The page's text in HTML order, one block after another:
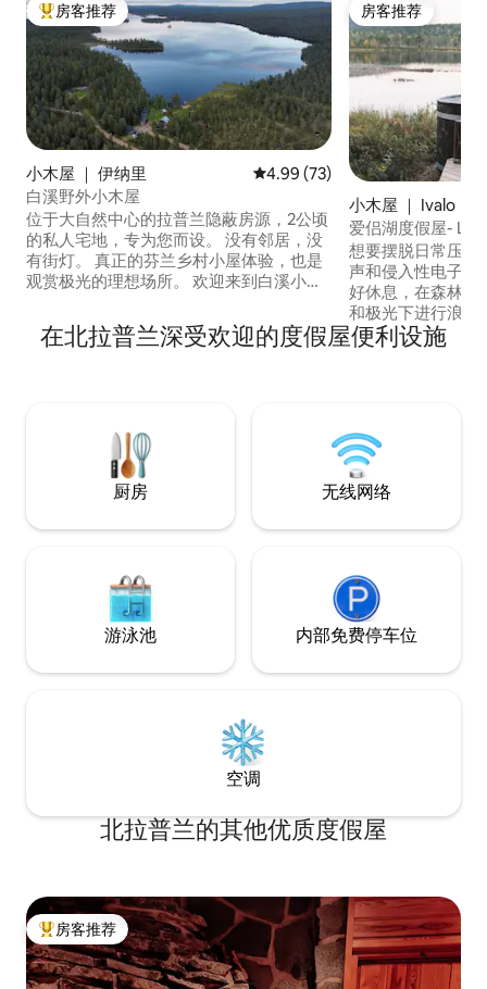
热门「房客推荐」
房客推荐
小木屋 ｜ 伊纳里 平均评分 4.99 分（满分 5 分）
4.99 (73)
白溪野外小木屋
位于大自然中心的拉普兰隐蔽房源，2公顷
的私人宅地，专为您而设。 没有邻居，没
有街灯。 真正的芬兰乡村小屋体验，也是
观赏极光的理想场所。 欢迎来到白溪小木
接欣赏湖景。 了解墙上木板上的历史，讲
述过去和生活方式的故事，慢慢被遗忘。
房客推荐
房客推荐
小木屋 ｜ Ivalo
爱侣湖度假屋-
想要摆脱日常压力
声和侵入性电子邮
好休息，在森林中
和极光下进行浪漫的
'Lake Retreat距离
程，距离
在北拉普兰深受欢迎的度假屋便利设施
厨房 无线网络
游泳池 内部免费停车位
空调
北拉普兰的其他优质度假屋
热门「房客推荐」
房客推荐